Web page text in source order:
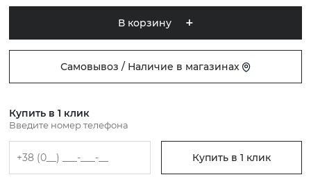
В корзину
Самовывоз / Наличие в магазинах
Купить в 1 клик
Введите номер телефона
Купить в 1 клик